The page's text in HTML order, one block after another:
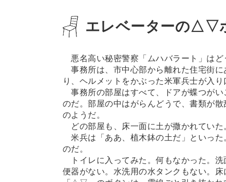
エレベーターの△▽
悪名高い秘密警察「ムハバラート」はど
事務所は、市中心部から離れた住宅街に
り、ヘルメットをかぶった米軍兵士が入り
事務所の部屋はすべて、ドアが蝶つがい
のだ。部屋の中はがらんどうで、書類が
のようだ。
どの部屋も、床一面に土が撒かれていた
米兵は「ああ、植木鉢の土だ」といった
のだ。
トイレに入ってみた。何もなかった。洗
便器がない。水洗用の水タンクもない。